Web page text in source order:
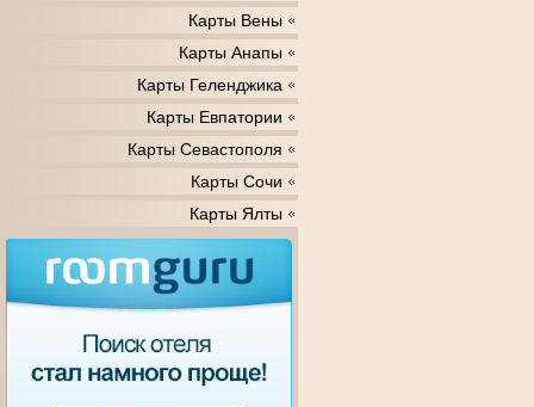
Карты Вены
Карты Анапы
Карты Геленджика
Карты Евпатории
Карты Севастополя
Карты Сочи
Карты Ялты